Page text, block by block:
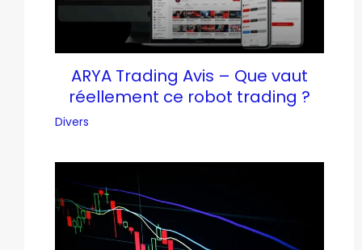
ARYA Trading Avis – Que vaut
réellement ce robot trading ?
Divers